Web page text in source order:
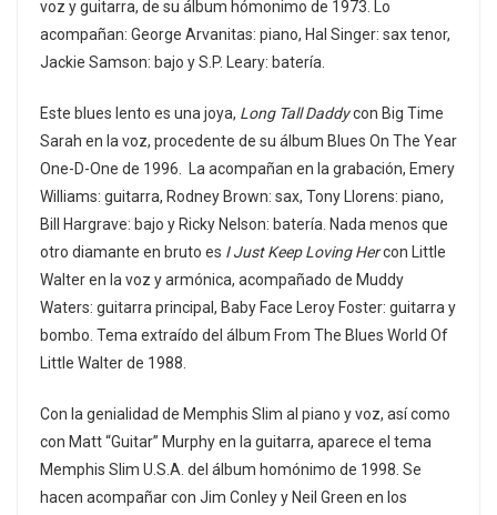
voz y guitarra, de su álbum hómonimo de 1973. Lo
acompañan: George Arvanitas: piano, Hal Singer: sax tenor,
Jackie Samson: bajo y S.P. Leary: batería.
Este blues lento es una joya, Long Tall Daddycon Big Time
Sarah en la voz, procedente de su álbum Blues On The Year
One-D-One de 1996. La acompañan en la grabación, Emery
Williams: guitarra, Rodney Brown: sax, Tony Llorens: piano,
Bill Hargrave: bajo y Ricky Nelson: batería. Nada menos que
otro diamante en bruto es I Just Keep Loving Hercon Little
Walter en la voz y armónica, acompañado de Muddy
Waters: guitarra principal, Baby Face Leroy Foster: guitarra y
bombo. Tema extraído del álbum From The Blues World Of
Little Walter de 1988.
Con la genialidad de Memphis Slim al piano y voz, así como
con Matt “Guitar” Murphy en la guitarra, aparece el tema
Memphis Slim U.S.A. del álbum homónimo de 1998. Se
hacen acompañar con Jim Conley y Neil Green en los